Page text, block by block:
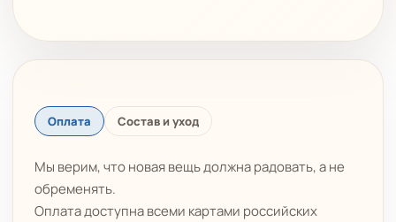
Оплата Состав и уход
Мы верим, что новая вещь должна радовать, а не
обременять.
Оплата доступна всеми картами российских